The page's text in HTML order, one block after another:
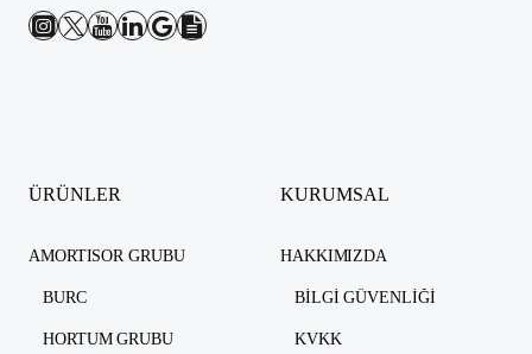
ÜRÜNLER
AMORTISOR GRUBU
BURC
HORTUM GRUBU
KURUMSAL
HAKKIMIZDA
BILGI GÜVENLIĞI
KVKK